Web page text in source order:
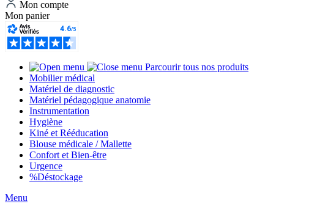
Mon compte
Mon panier
Parcourir tous nos produits
Mobilier médical
Matériel de diagnostic
Matériel pédagogique anatomie
Instrumentation
Hygiène
Kiné et Rééducation
Blouse médicale / Mallette
Confort et Bien-être
Urgence
%Déstockage
Menu